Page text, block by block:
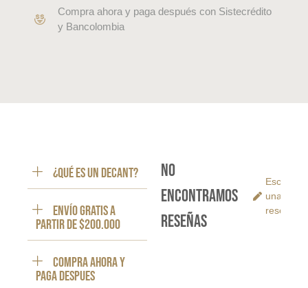
Compra ahora y paga después con Sistecrédito
y Bancolombia
¿Qué es un decant?
ENVÍO GRATIS a
partir de $200.000
Compra ahora y
paga despues
No
encontramos
reseñas
Escribe
una
reseña